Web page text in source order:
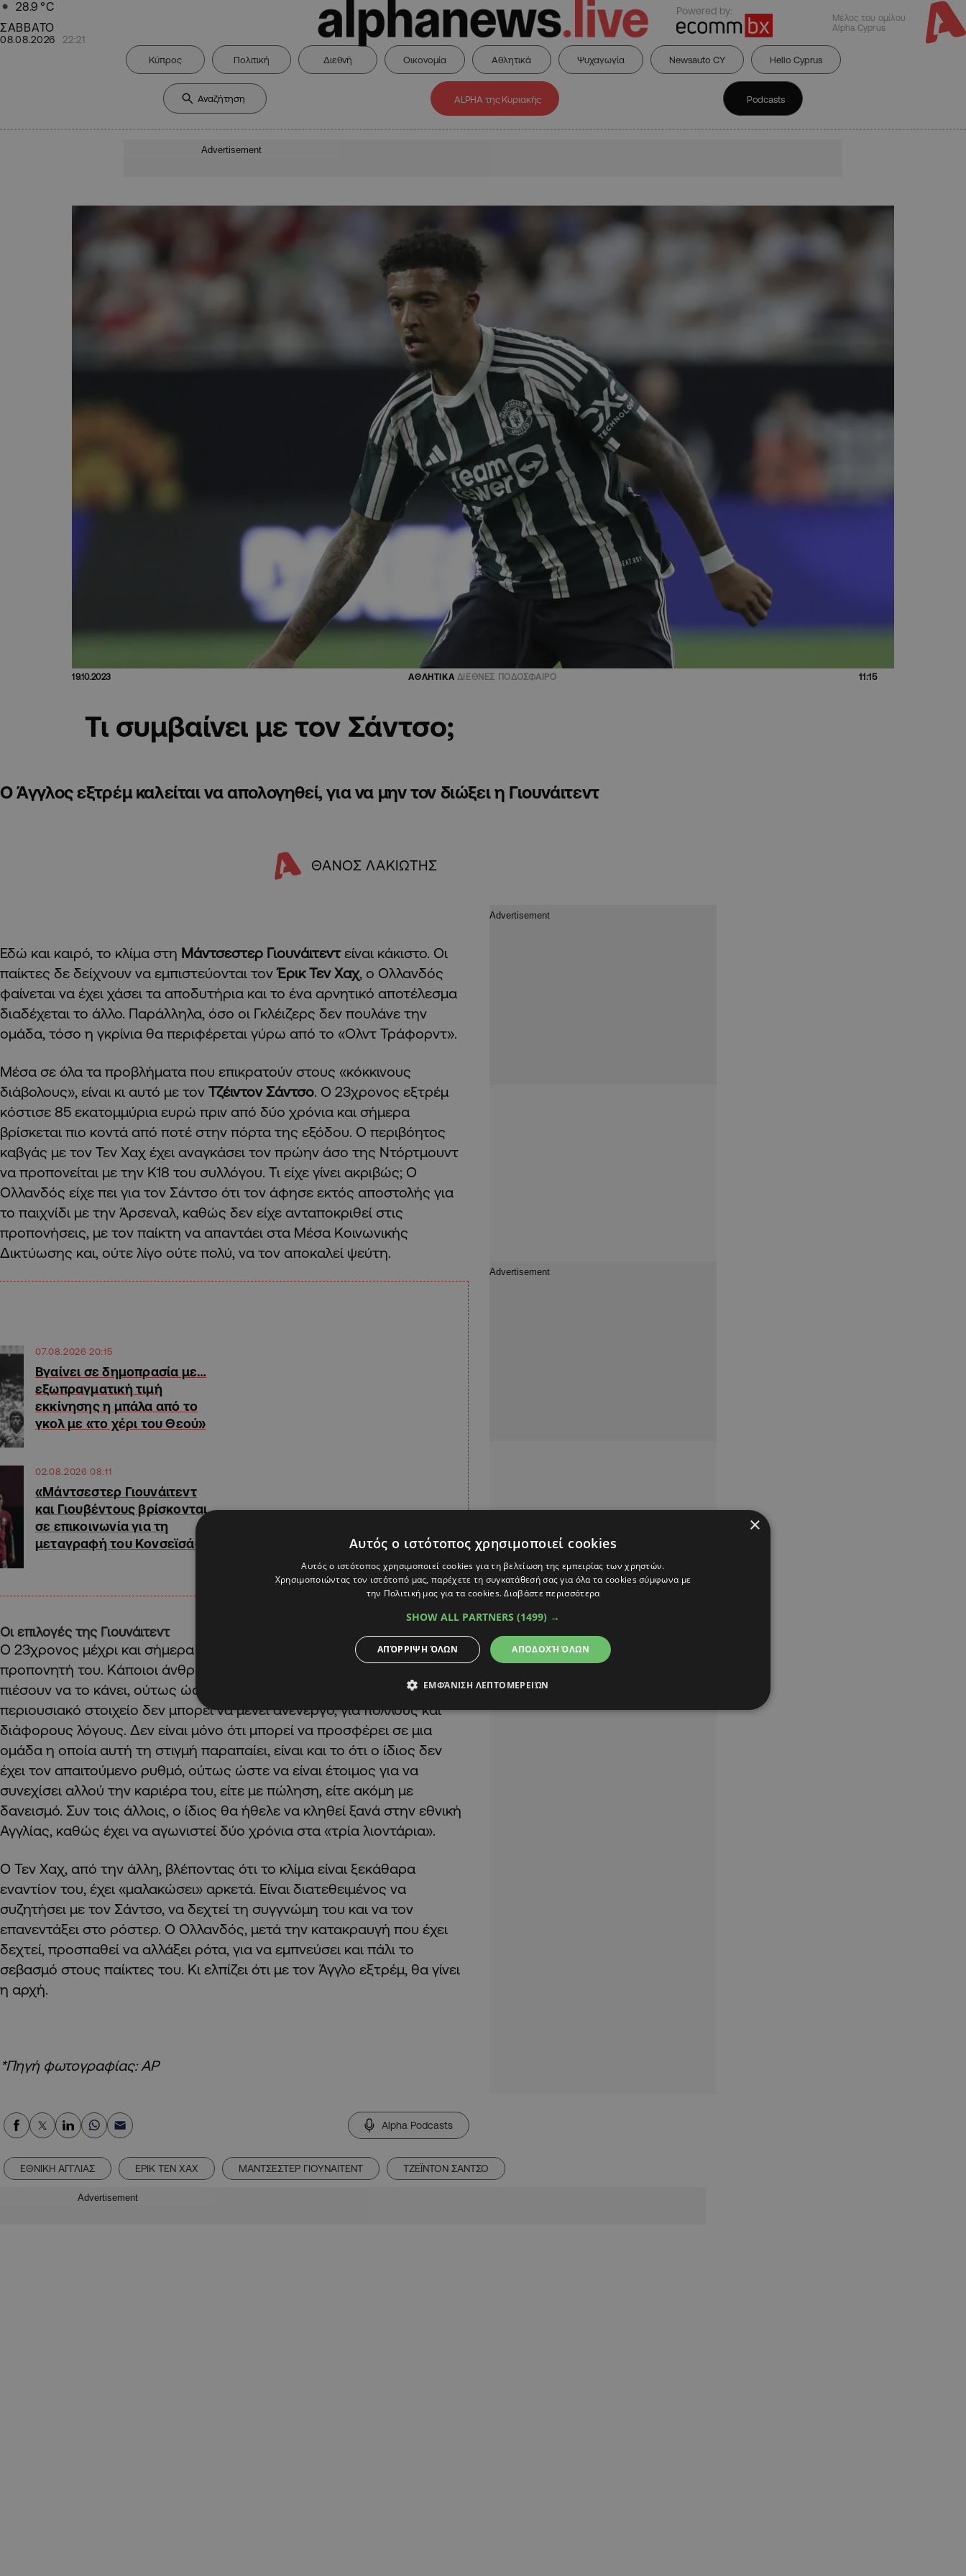
28.9 °C
ΣΑΒΒΑΤΟ
08.08.2026 22:21
Powered by:
Μέλος του ομίλου
Alpha Cyprus
Κύπρος Πολιτική Διεθνή Οικονομία Αθλητικά Ψυχαγωγία Newsauto CY Hello Cyprus
ALPHA της Κυριακής Podcasts
Advertisement
19.10.2023 ΑΘΛΗΤΙΚΑ ΔΙΕΘΝΕΣ ΠΟΔΟΣΦΑΙΡΟ 11:15
Τι συμβαίνει με τον Σάντσο;
Ο Άγγλος εξτρέμ καλείται να απολογηθεί, για να μην τον διώξει η Γιουνάιτεντ
ΘΑΝΟΣ ΛΑΚΙΩΤΗΣ
Εδώ και καιρό, το κλίμα στη Μάντσεστερ Γιουνάιτεντείναι κάκιστο. Οι
παίκτες δε δείχνουν να εμπιστεύονται τονΈρικ Τεν Χαχ, ο Ολλανδός
φαίνεται να έχει χάσει τα αποδυτήρια και το ένα αρνητικό αποτέλεσμα
διαδέχεται το άλλο. Παράλληλα, όσο οι Γκλέιζερς δεν πουλάνε την
ομάδα, τόσο η γκρίνια θα περιφέρεται γύρω από το «Ολντ Τράφορντ».
Μέσα σε όλα τα προβλήματα που επικρατούν στους «κόκκινους
διάβολους», είναι κι αυτό με τον Τζέιντον Σάντσο. Ο 23χρονος εξτρέμ
κόστισε 85 εκατομμύρια ευρώ πριν από δύο χρόνια και σήμερα
βρίσκεται πιο κοντά από ποτέ στην πόρτα της εξόδου. Ο περιβόητος
καβγάς με τον Τεν Χαχ έχει αναγκάσει τον πρώην άσο της Ντόρτμουντ
να προπονείται με την Κ18 του συλλόγου. Τι είχε γίνει ακριβώς; Ο
Ολλανδός είχε πει για τον Σάντσο ότι τον άφησε εκτός αποστολής για
το παιχνίδι με την Άρσεναλ, καθώς δεν είχε ανταποκριθεί στις
προπονήσεις, με τον παίκτη να απαντάει στα Μέσα Κοινωνικής
Δικτύωσης και, ούτε λίγο ούτε πολύ, να τον αποκαλεί ψεύτη.
07.08.2026 20:15
Βγαίνει σε δημοπρασία με…
εξωπραγματική τιμή
εκκίνησης η μπάλα από το
γκολ με «το χέρι του Θεού»
02.08.2026 08:11
«Μάντσεστερ Γιουνάιτεντ
και Γιουβέντους βρίσκονται
σε επικοινωνία για τη
μεταγραφή του Κονσεϊσάο»
Οι επιλογές της Γιουνάιτεντ
Ο 23χρονος μέχρι και σήμερα δεν έχει διάθεση να απολογηθεί στον
προπονητή του. Κάποιοι άνθρωποι της ομάδας προσπαθούν να τον
πιέσουν να το κάνει, ούτως ώστε να επιστρέψει στη δράση. Ένα τέτοιο
περιουσιακό στοιχείο δεν μπορεί να μένει ανενεργό, για πολλούς και
διάφορους λόγους. Δεν είναι μόνο ότι μπορεί να προσφέρει σε μια
ομάδα η οποία αυτή τη στιγμή παραπαίει, είναι και το ότι ο ίδιος δεν
έχει τον απαιτούμενο ρυθμό, ούτως ώστε να είναι έτοιμος για να
συνεχίσει αλλού την καριέρα του, είτε με πώληση, είτε ακόμη με
δανεισμό. Συν τοις άλλοις, ο ίδιος θα ήθελε να κληθεί ξανά στην εθνική
Αγγλίας, καθώς έχει να αγωνιστεί δύο χρόνια στα «τρία λιοντάρια».
Ο Τεν Χαχ, από την άλλη, βλέποντας ότι το κλίμα είναι ξεκάθαρα
εναντίον του, έχει «μαλακώσει» αρκετά. Είναι διατεθειμένος να
συζητήσει με τον Σάντσο, να δεχτεί τη συγγνώμη του και να τον
επανεντάξει στο ρόστερ. Ο Ολλανδός, μετά την κατακραυγή που έχει
δεχτεί, προσπαθεί να αλλάξει ρότα, για να εμπνεύσει και πάλι το
σεβασμό στους παίκτες του. Κι ελπίζει ότι με τον Άγγλο εξτρέμ, θα γίνει
η αρχή.
*Πηγή φωτογραφίας: AP
Alpha Podcasts
ΕΘΝΙΚΗ ΑΓΓΛΙΑΣ ΕΡΙΚ ΤΕΝ ΧΑΧ ΜΑΝΤΣΕΣΤΕΡ ΓΙΟΥΝΑΙΤΕΝΤ ΤΖΕΪΝΤΟΝ ΣΑΝΤΣΟ
Advertisement
×
Αυτός ο ιστότοπος χρησιμοποιεί cookies
Αυτός ο ιστότοπος χρησιμοποιεί cookies για τη βελτίωση της εμπειρίας των χρηστών.
Χρησιμοποιώντας τον ιστότοπό μας, παρέχετε τη συγκατάθεσή σας για όλα τα cookies σύμφωνα με
την Πολιτική μας για τα cookies.Διαβάστε περισσότερα
SHOW ALL PARTNERS (1499) →
ΑΠΟΔΟΧΉ ΌΛΩΝ
ΑΠΌΡΡΙΨΗ ΌΛΩΝ
ΕΜΦΆΝΙΣΗ ΛΕΠΤΟΜΕΡΕΙΏΝ